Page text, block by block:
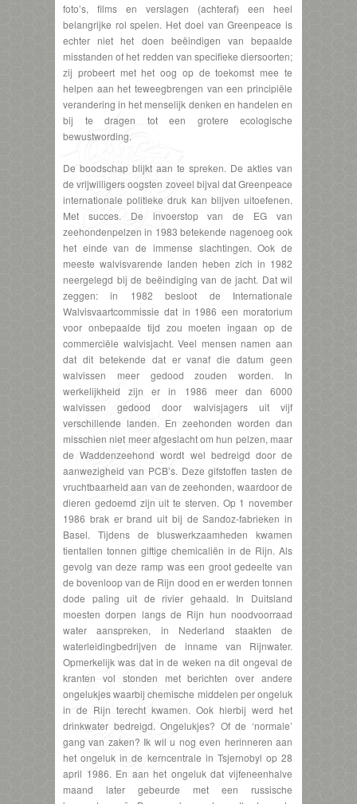
foto’s, films en verslagen (achteraf) een heel
belangrijke rol spelen. Het doel van Greenpeace is
echter niet het doen beëindigen van bepaalde
misstanden of het redden van specifieke diersoorten;
zij probeert met het oog op de toekomst mee te
helpen aan het teweegbrengen van een principiële
verandering in het menselijk denken en handelen en
bij te dragen tot een grotere ecologische
bewustwording.
De boodschap blijkt aan te spreken. De akties van
de vrijwilligers oogsten zoveel bijval dat Greenpeace
internationale politieke druk kan blijven uitoefenen.
Met succes. De invoerstop van de EG van
zeehondenpelzen in 1983 betekende nagenoeg ook
het einde van de immense slachtingen. Ook de
meeste walvisvarende landen heben zich in 1982
neergelegd bij de beëindiging van de jacht. Dat wil
zeggen: in 1982 besloot de Internationale
Walvisvaartcommissie dat in 1986 een moratorium
voor onbepaalde tijd zou moeten ingaan op de
commerciële walvisjacht. Veel mensen namen aan
dat dit betekende dat er vanaf die datum geen
walvissen meer gedood zouden worden. In
werkelijkheid zijn er in 1986 meer dan 6000
walvissen gedood door walvisjagers uit vijf
verschillende landen. En zeehonden worden dan
misschien niet meer afgeslacht om hun pelzen, maar
de Waddenzeehond wordt wel bedreigd door de
aanwezigheid van PCB’s. Deze gifstoffen tasten de
vruchtbaarheid aan van de zeehonden, waardoor de
dieren gedoemd zijn uit te sterven. Op 1 november
1986 brak er brand uit bij de Sandoz-fabrieken in
Basel. Tijdens de bluswerkzaamheden kwamen
tientallen tonnen giftige chemicaliën in de Rijn. Als
gevolg van deze ramp was een groot gedeelte van
de bovenloop van de Rijn dood en er werden tonnen
dode paling uit de rivier gehaald. In Duitsland
moesten dorpen langs de Rijn hun noodvoorraad
water aanspreken, in Nederland staakten de
waterleidingbedrijven de inname van Rijnwater.
Opmerkelijk was dat in de weken na dit ongeval de
kranten vol stonden met berichten over andere
ongelukjes waarbij chemische middelen per ongeluk
in de Rijn terecht kwamen. Ook hierbij werd het
drinkwater bedreigd. Ongelukjes? Of de ‘normale’
gang van zaken? Ik wil u nog even herinneren aan
het ongeluk in de kerncentrale in Tsjernobyl op 28
april 1986. En aan het ongeluk dat vijfeneenhalve
maand later gebeurde met een russische